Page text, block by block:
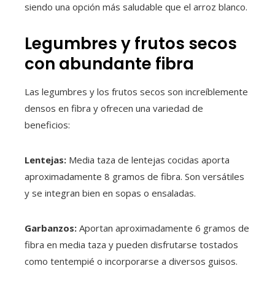
siendo una opción más saludable que el arroz blanco.
Legumbres y frutos secos
con abundante fibra
Las legumbres y los frutos secos son increíblemente
densos en fibra y ofrecen una variedad de
beneficios:
Lentejas: Media taza de lentejas cocidas aporta
aproximadamente 8 gramos de fibra. Son versátiles
y se integran bien en sopas o ensaladas.
Garbanzos: Aportan aproximadamente 6 gramos de
fibra en media taza y pueden disfrutarse tostados
como tentempié o incorporarse a diversos guisos.